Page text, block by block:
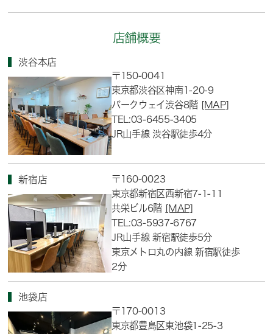
店舗概要
渋谷本店
〒150-0041
東京都渋谷区神南1-20-9
パークウェイ渋谷8階 [MAP]
TEL:03-6455-3405
JR山手線 渋谷駅徒歩4分
新宿店
〒160-0023
東京都新宿区西新宿7-1-11
共栄ビル6階 [MAP]
TEL:03-5937-6767
JR山手線 新宿駅徒歩5分
東京メトロ丸の内線 新宿駅徒歩
2分
池袋店
〒170-0013
東京都豊島区東池袋1-25-3